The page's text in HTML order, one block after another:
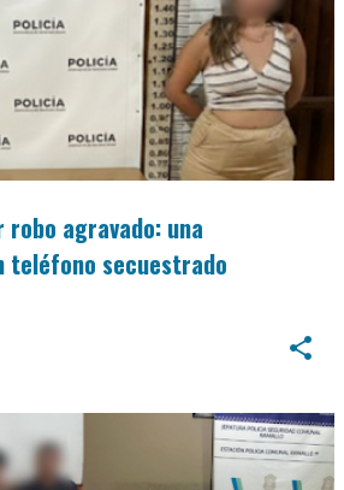
agravado: una
teléfono secuestrado